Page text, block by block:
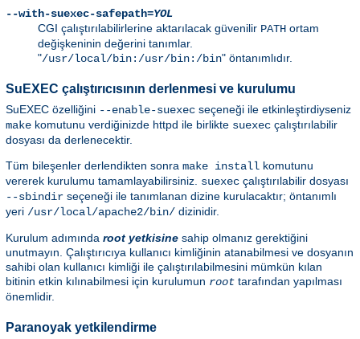
--with-suexec-safepath=YOL
CGI çalıştırılabilirlerine aktarılacak güvenilir PATH ortam
değişkeninin değerini tanımlar.
"/usr/local/bin:/usr/bin:/bin" öntanımlıdır.
SuEXEC çalıştırıcısının derlenmesi ve kurulumu
SuEXEC özelliğini --enable-suexec seçeneği ile etkinleştirdiyseniz
make komutunu verdiğinizde httpd ile birlikte suexec çalıştırılabilir
dosyası da derlenecektir.
Tüm bileşenler derlendikten sonra make install komutunu
vererek kurulumu tamamlayabilirsiniz. suexec çalıştırılabilir dosyası
--sbindir seçeneği ile tanımlanan dizine kurulacaktır; öntanımlı
yeri /usr/local/apache2/bin/ dizinidir.
Kurulum adımında root yetkisine sahip olmanız gerektiğini
unutmayın. Çalıştırıcıya kullanıcı kimliğinin atanabilmesi ve dosyanın
sahibi olan kullanıcı kimliği ile çalıştırılabilmesini mümkün kılan
bitinin etkin kılınabilmesi için kurulumun root tarafından yapılması
önemlidir.
Paranoyak yetkilendirme